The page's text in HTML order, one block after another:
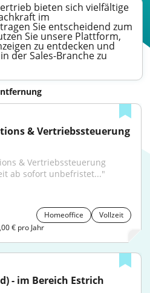
bieten sich vielfältige
im
Sie entscheidend zum
Sie unsere Plattform,
zu entdecken und
der Sales-Branche zu
& Vertriebssteuerung
& Vertriebssteuerung
ab sofort unbefristet..."
Homeoffice
Vollzeit
€ pro Jahr
- im Bereich Estrich